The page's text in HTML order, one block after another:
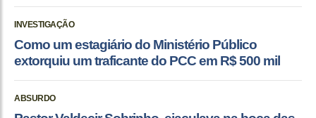
INVESTIGAÇÃO
Como um estagiário do Ministério Público
extorquiu um traficante do PCC em R$ 500 mil
ABSURDO